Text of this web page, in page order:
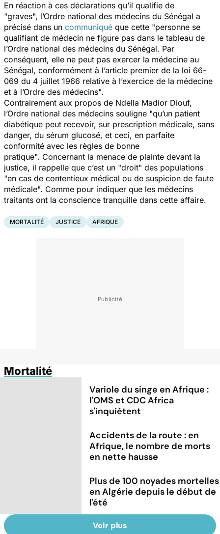
En réaction à ces déclarations qu’il qualifie de
"graves", l’Ordre national des médecins du Sénégal a
précisé dans un communiqué que cette "personne se
qualifiant de médecin ne figure pas dans le tableau de
l’Ordre national des médecins du Sénégal. Par
conséquent, elle ne peut pas exercer la médecine au
Sénégal, conformément à l’article premier de la loi 66-
069 du 4 juillet 1966 relative à l’exercice de la médecine
et à l’Ordre des médecins".
Contrairement aux propos de Ndella Madior Diouf,
l’Ordre national des médecins souligne "qu’un patient
diabétique peut recevoir, sur prescription médicale, sans
danger, du sérum glucosé, et ceci, en parfaite
conformité avec les règles de bonne
pratique". Concernant la menace de plainte devant la
justice, il rappelle que c’est un "droit" des populations
"en cas de contentieux médical ou de suspicion de faute
médicale". Comme pour indiquer que les médecins
traitants ont la conscience tranquille dans cette affaire.
MORTALITÉ JUSTICE AFRIQUE
Mortalité
Variole du singe en Afrique :
l'OMS et CDC Africa
s'inquiètent
Accidents de la route : en
Afrique, le nombre de morts
en nette hausse
Plus de 100 noyades mortelles
en Algérie depuis le début de
l'été
Voir plus